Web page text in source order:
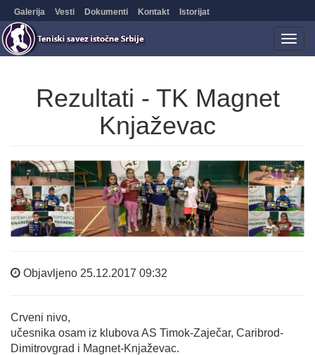
Galerija Vesti Dokumenti Kontakt Istorijat
Rezultati - TK Magnet
Knjaževac
Objavljeno 25.12.2017 09:32
Crveni nivo,
učesnika osam iz klubova AS Timok-Zaječar, Caribrod-
Dimitrovgrad i Magnet-Knjaževac.